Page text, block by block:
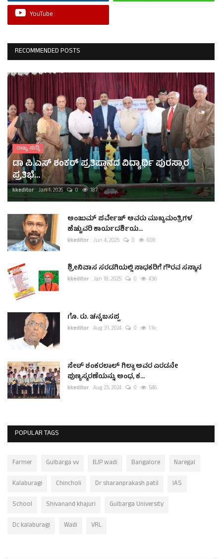
YouTube
RECOMMENDED POSTS
ರಾಜ್ಯ ಸುದ್ದಿ
ಡಾ ಪಿ.ಎಸ್ ಶಂಕರ್ ಪ್ರತಿಷ್ಠಾನದ ವಿದ್ಯಾರ್ಥಿ ಪುರಸ್ಕಾರ
ಪ್ರತಿಭೆ...
kkeditor Jan 1, 2026 0 187
ಅಂಜುಮ್ ಪರ್ವೇಜ್ ಅವರು ಮುಖ್ಯಮಂತ್ರಿಗಳ
ಹೆಚ್ಚುವರಿ ಕಾರ್ಯದರ್ಶಿಯ...
kkeditor Jun 4, 2025 0 608
ಶ್ರೀನಿವಾಸ ಸರಡಗಿಯಲ್ಲಿ ಸಾಧಕರಿಗೆ ಗೌರವ ಸನ್ಮಾನ
kkeditor Jan 18, 2025 0 436
ಗೊ. ರು. ಚನ್ನಬಸಪ್ಪ
kkeditor Aug 31, 2024 0 1.1k
ಸೇಠ್ ಶಂಕರಲಾಲ್ ಗಿಲ್ಡಾ ಅವರ ಎರಡನೇ
ಪುಣ್ಯಸ್ಮರಣೆಯನ್ನು ಅಂಧ, ಕ...
kkeditor Aug 23, 2024 0 546
POPULAR TAGS
Farmer Gulbarga vv BJP wadi Bangalore
Naregal
Kalaburagi
Chincholi Dr sharanprakash patil
IAS
School
Shivanand khajuri
Gulbarga University
Dc kalaburagi
Wadi VRL